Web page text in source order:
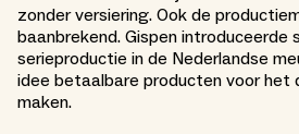
zonder versiering. Ook de
baanbrekend. Gispen introduceerde
serieproductie in de Nederlandse
idee betaalbare producten voor het
maken.